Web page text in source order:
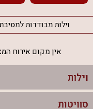
וילות מבודדות למסיבת
אין מקום אירוח
וילות
סוויטות